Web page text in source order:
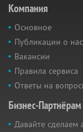
Компания
Основное
Публикации о нас
Вакансии
Правила сервиса
Ответы на
Бизнес-Партнёрам
Давайте сделаем